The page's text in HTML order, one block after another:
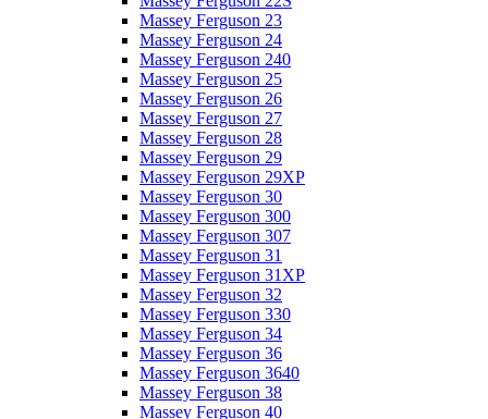
Massey Ferguson 23
Massey Ferguson 24
Massey Ferguson 240
Massey Ferguson 25
Massey Ferguson 26
Massey Ferguson 27
Massey Ferguson 28
Massey Ferguson 29
Massey Ferguson 29XP
Massey Ferguson 30
Massey Ferguson 300
Massey Ferguson 307
Massey Ferguson 31
Massey Ferguson 31XP
Massey Ferguson 32
Massey Ferguson 330
Massey Ferguson 34
Massey Ferguson 36
Massey Ferguson 3640
Massey Ferguson 38
Massey Ferguson 40